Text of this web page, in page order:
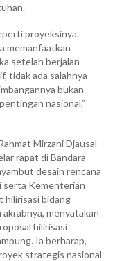
proyeksinya.
memanfaatkan
setelah berjalan
tidak ada salahnya
bukan
nasional,”
Mirzani Djausal
rapat di Bandara
desain rencana
serta Kementerian
hilirisasi bidang
menyatakan
hilirisasi
Ia berharap,
strategis nasional